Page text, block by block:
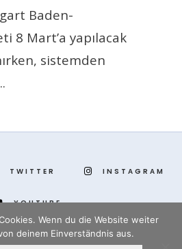
Baden-
8 Mart’a yapılacak
sistemden
TWITTER INSTAGRAM
YOUTUBE
Wenn du die Website weiter
deinem Einverständnis aus.